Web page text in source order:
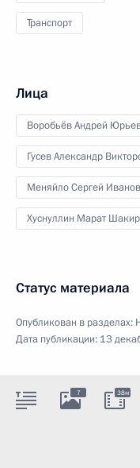
Транспорт
Лица
Воробьёв Андрей
Гусев Александр
Меняйло Сергей
Хуснуллин Марат
Статус материала
Опубликован в разделах:
Дата публикации: 13
7 38м